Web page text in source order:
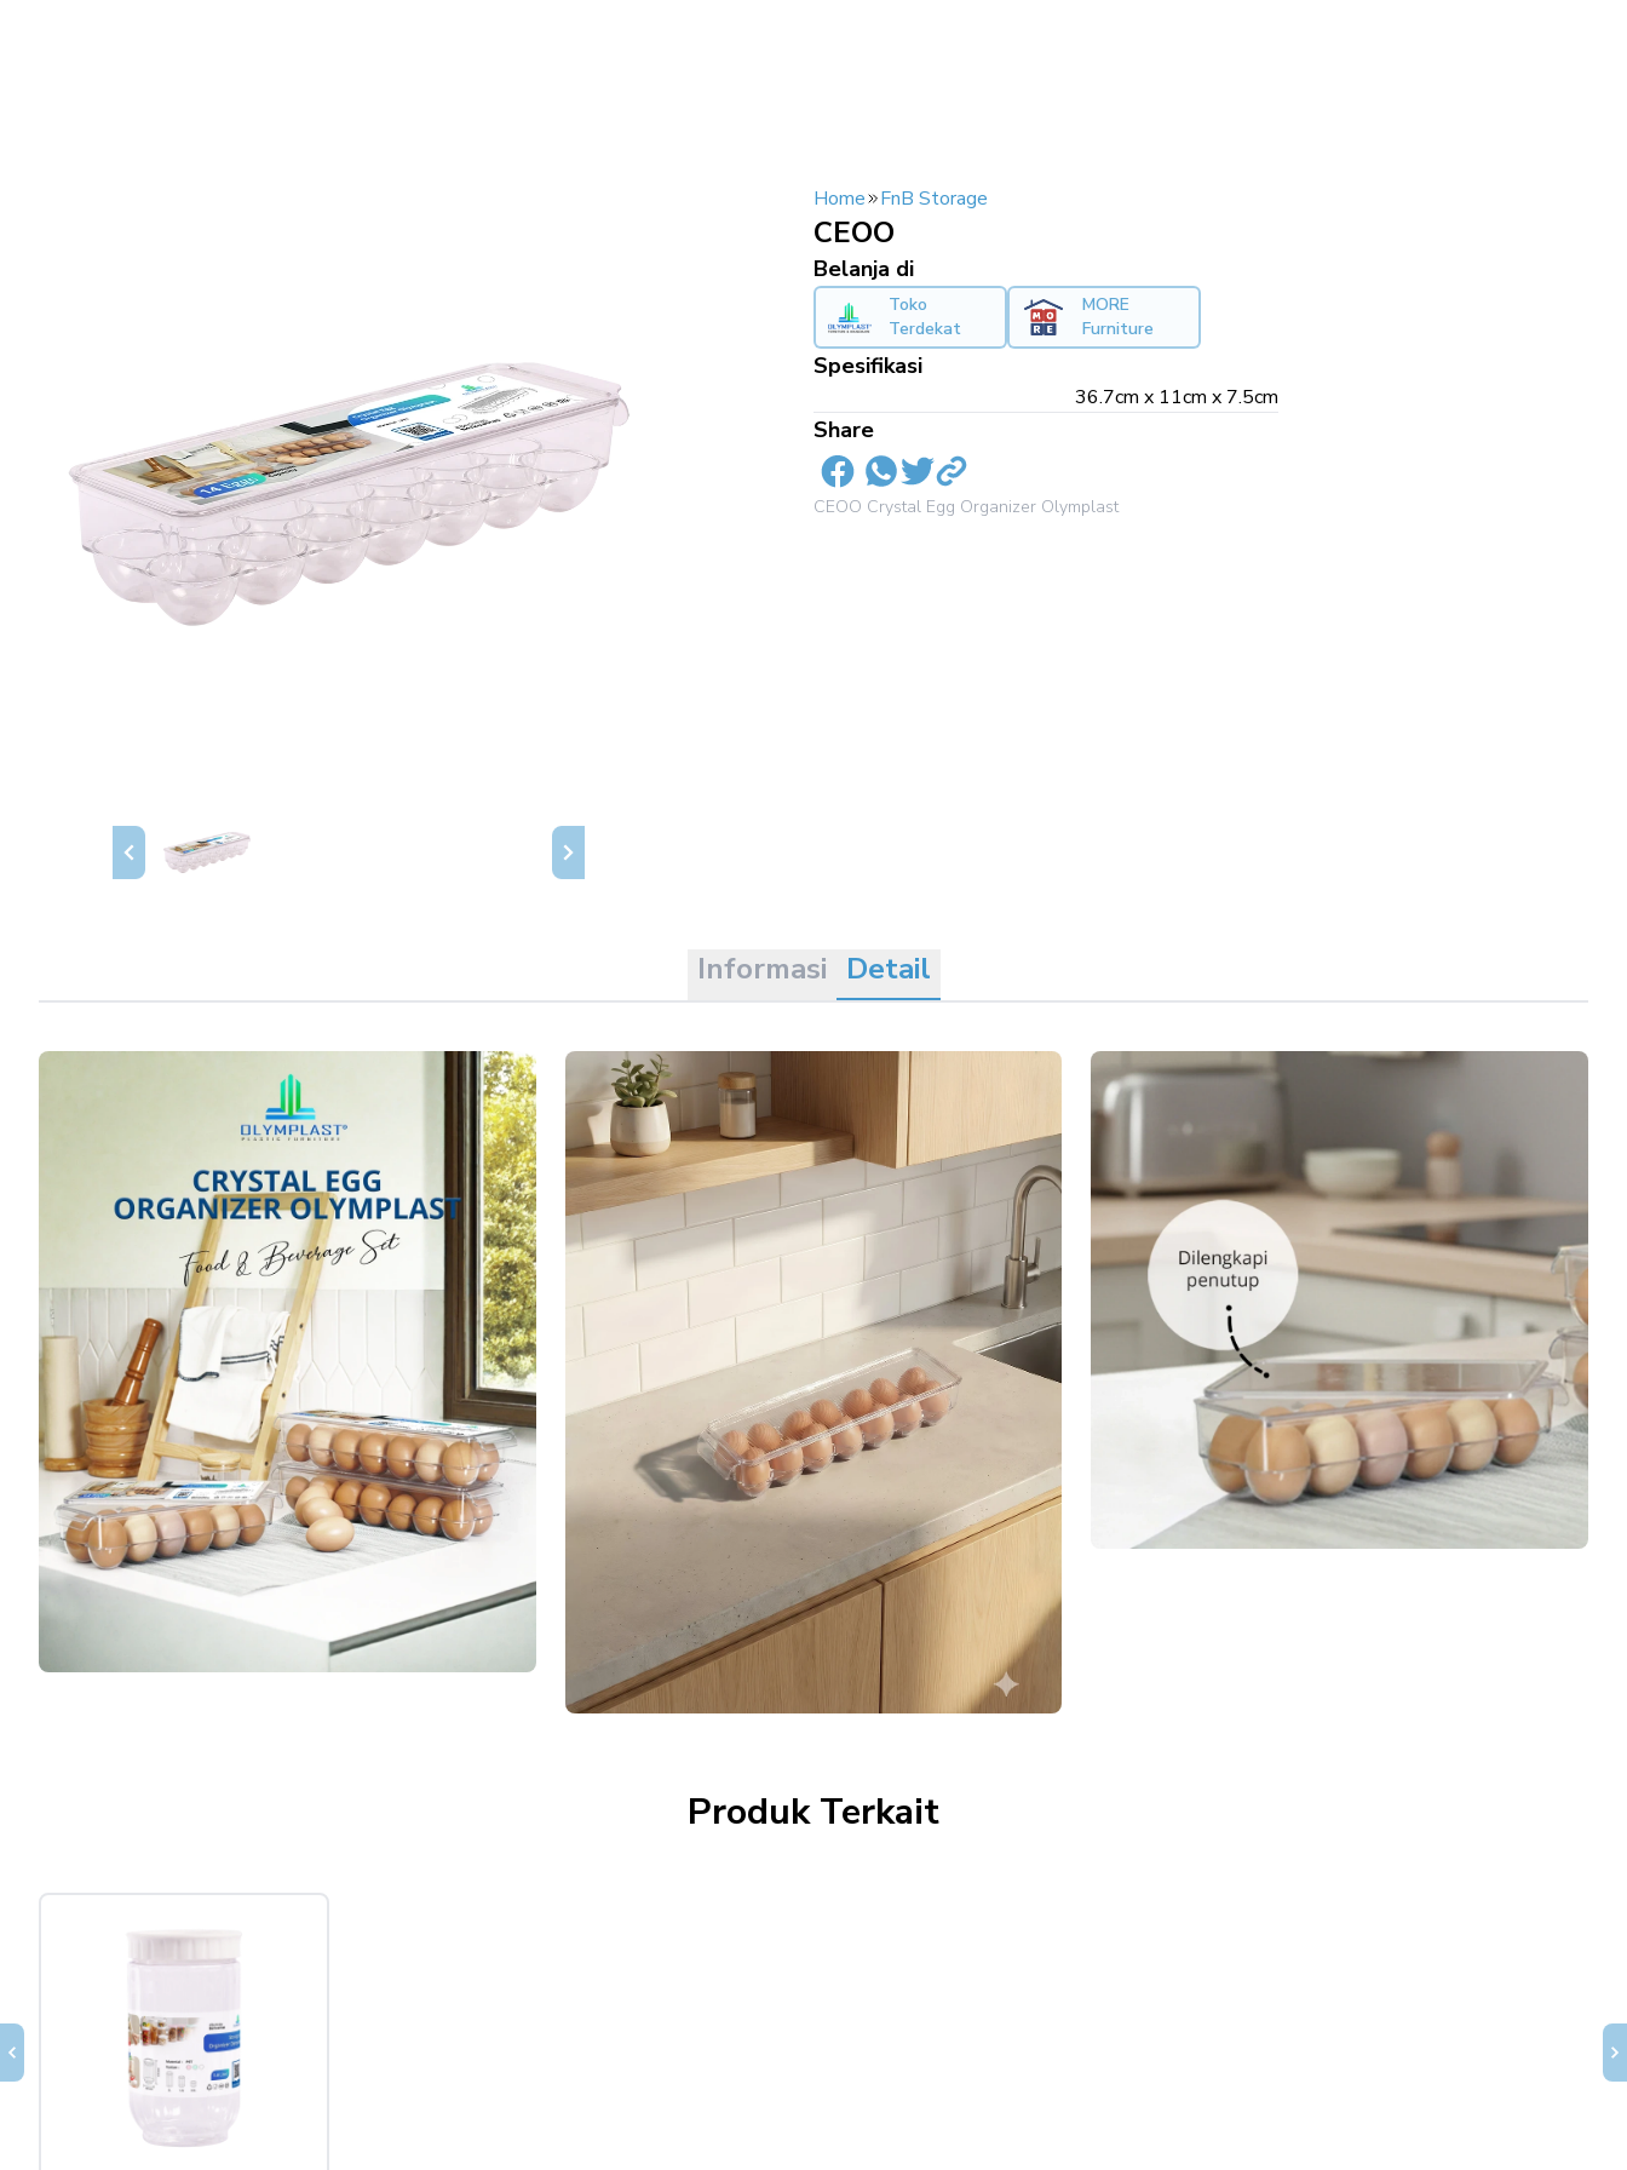
Home FnB Storage
CEOO
Belanja di
Toko
Terdekat
MORE
Furniture
Spesifikasi
36.7cm x 11cm x 7.5cm
Share
CEOO Crystal Egg Organizer Olymplast
Informasi Detail
Produk Terkait